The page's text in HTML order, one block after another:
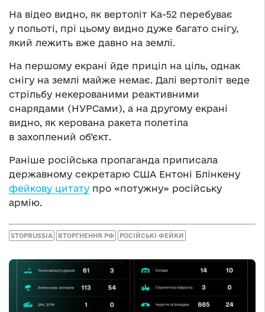
На відео видно, як вертоліт Ка-52 перебуває
у польоті, прі цьому видно дуже багато снігу,
який лежить вже давно на землі.
На першому екрані йде приціл на ціль, однак
снігу на землі майже немає. Далі вертоліт веде
стрільбу некерованими реактивними
снарядами (НУРСами), а на другому екрані
видно, як керована ракета полетіла
в захоплений об’єкт.
Раніше російська пропаганда приписала
державному секретарю США Ентоні Блінкену
фейкову цитату про «потужну» російську
армію.
STOPRUSSIA ВТОРГНЕННЯ РФ РОСІЙСЬКІ ФЕЙКИ